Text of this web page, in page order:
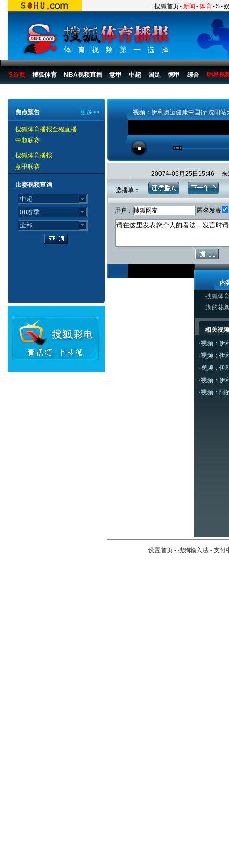
搜狐首页-新闻 -体育-S-
S首页 搜狐体育 NBA视频直播 意甲 中超 国足 德甲 综合 明星视
更多>>
焦点预告
搜狐体育播报全程直播
中超联赛
搜狐体育播报
意甲联赛
比赛视频查询
视频：伊利奥运健康中国行 沈阳站
2007年05月25日15:46
选播单：
用户： 匿名发表
内
搜狐体
一期的花
相关视
·视频：伊
·视频：伊
·视频：伊
·视频：伊
·视频：阿
设置首页 - 搜狗输入法 - 支付